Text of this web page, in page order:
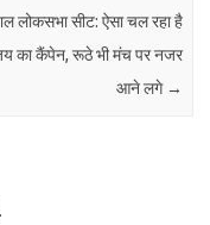
लोकसभा सीट: ऐसा चल रहा है
का कैंपेन, रूठे भी मंच पर नजर
आने लगे →